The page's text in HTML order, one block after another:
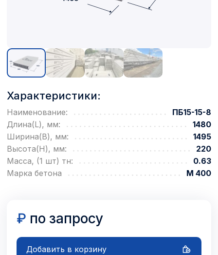
Характеристики:
Наименование:
ПБ15-15-8
Длина(L), мм:
1480
Ширина(B), мм:
1495
Высота(H), мм:
220
Масса, (1 шт) тн:
0.63
Марка бетона
М 400
₽ по запросу
Добавить в корзину